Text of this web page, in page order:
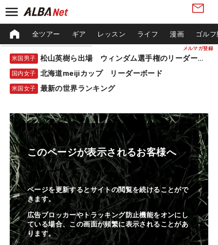
メルマガ登録
全ツアー ギア レッスン ライフ 漫画 ゴル
米国男子 松山英樹ら出場 ウィンダム選手権のリーダーボード
国内女子 北海道meijiカップ リーダーボード
米国女子 最新の世界ランキング
このページが表示されるお客様へ
ページを更新するとサイトの閲覧を続けることがで
きます。
広告ブロッカーやトラッキング防止機能をオンにし
ている場合、この画面が頻繁に表示されることがあ
ります。